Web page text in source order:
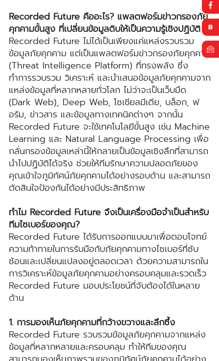
Recorded Future คืออะไร? แพลตฟอร์มข่าวกรองภัย
คุกคามขั้นสูง ที่เปลี่ยนข้อมูลดิบให้เป็นความรู้เชิงปฏิบัติ
Recorded Future ไม่ได้เป็นเพียงแค่แหล่งรวบรวม
ข้อมูลภัยคุกคาม แต่เป็นแพลตฟอร์มข่าวกรองภัยคุกคาม
(Threat Intelligence Platform) ที่ทรงพลัง ซึ่ง
ทำการรวบรวม วิเคราะห์ และนำเสนอข้อมูลภัยคุกคามจาก
แหล่งข้อมูลที่หลากหลายทั่วโลก ไม่ว่าจะเป็นเว็บมืด
(Dark Web), Deep Web, โซเชียลมีเดีย, บล็อก, ฟ
อรัม, ข่าวสาร และข้อมูลทางเทคนิคต่างๆ จากนั้น
Recorded Future จะใช้เทคโนโลยีขั้นสูง เช่น Machine
Learning และ Natural Language Processing เพื่อ
กลั่นกรองข้อมูลเหล่านี้ให้กลายเป็นข้อมูลเชิงลึกที่สามารถ
นำไปปฏิบัติได้จริง ช่วยให้ทีมรักษาความปลอดภัยของ
คุณเข้าใจภูมิทัศน์ภัยคุกคามได้อย่างรอบด้าน และสามารถ
ตัดสินใจป้องกันได้อย่างมีประสิทธิภาพ
ทำไม Recorded Future จึงเป็นเครื่องมือจำเป็นสำหรับ
ทีมไซเบอร์ของคุณ?
Recorded Future ได้รับการออกแบบมาเพื่อตอบโจทย์
ความท้าทายในการรับมือกับภัยคุกคามทางไซเบอร์ที่ซับ
ซ้อนและเปลี่ยนแปลงอยู่ตลอดเวลา ด้วยความสามารถใน
การวิเคราะห์ข้อมูลภัยคุกคามอย่างครอบคลุมและรวดเร็ว
Recorded Future มอบประโยชน์ที่จับต้องได้ในหลาย
ด้าน
1. การมองเห็นภัยคุกคามที่กว้างขวางและลึกซึ้ง
Recorded Future รวบรวมข้อมูลภัยคุกคามจากแหล่ง
ข้อมูลที่หลากหลายและครอบคลุม ทำให้ทีมของคุณ